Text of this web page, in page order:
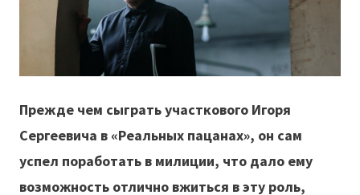
Прежде чем сыграть участкового Игоря
Сергеевича в «Реальных пацанах», он сам
успел поработать в милиции, что дало ему
возможность отлично вжиться в эту роль,